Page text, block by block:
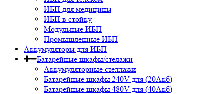
ИБП для медицины
ИБП в стойку
Модульные ИБП
Промышленные ИБП
Аккумуляторы для ИБП
Батарейные шкафы/стелажи
Аккумуляторные стеллажи
Батарейные шкафы 240V для (20Акб)
Батарейные шкафы 480V для (40Акб)